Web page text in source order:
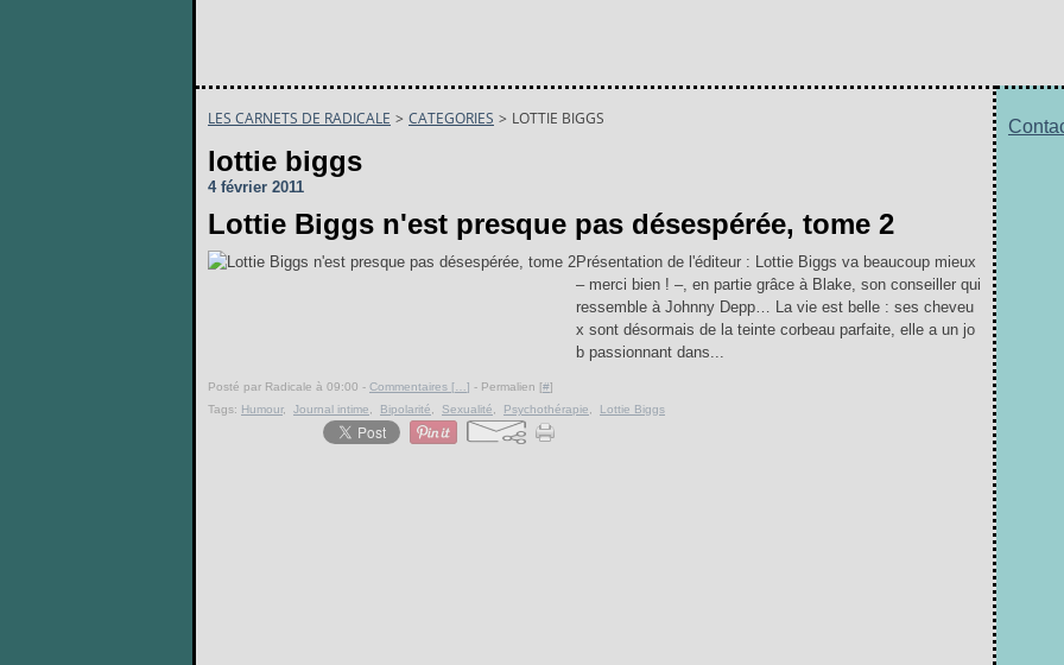
LES CARNETS DE RADICALE > CATEGORIES > LOTTIE BIGGS
lottie biggs
4 février 2011
Lottie Biggs n'est presque pas désespérée, tome 2
Présentation de l'éditeur : Lottie Biggs va beaucoup mieux
– merci bien ! –, en partie grâce à Blake, son conseiller qui
ressemble à Johnny Depp… La vie est belle : ses cheveu
x sont désormais de la teinte corbeau parfaite, elle a un jo
b passionnant dans...
Posté par Radicale à 09:00 - Commentaires [ ] - Permalien [#]
Tags: Humour, Journal intime Bipolarité Sexualité Psychothérapie Lottie Biggs